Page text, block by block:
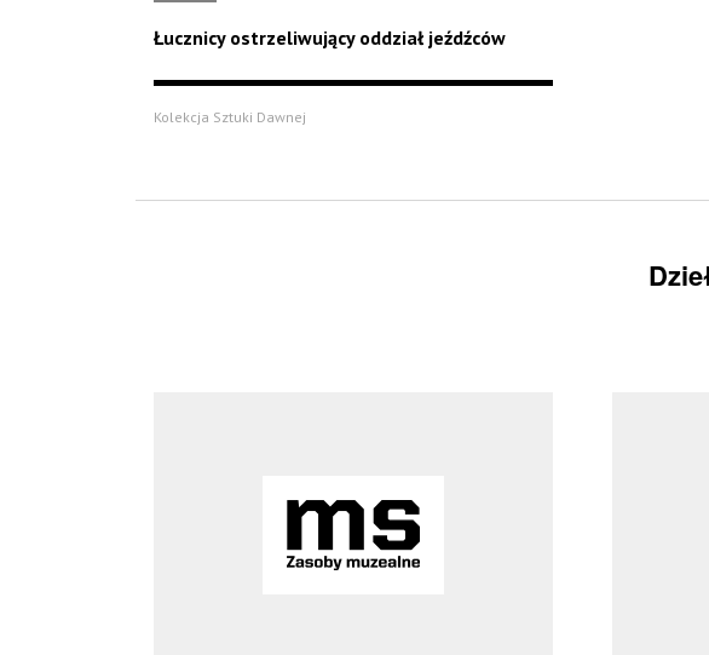
Łucznicy ostrzeliwujący oddział jeźdźców
Kolekcja Sztuki Dawnej